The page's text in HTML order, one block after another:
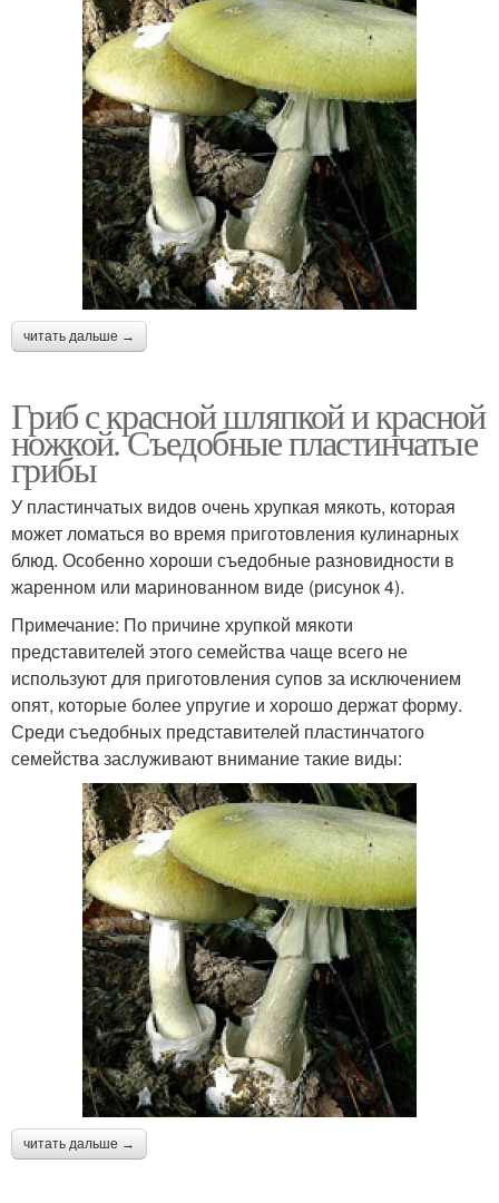
читать дальше →
Гриб с красной шляпкой и красной
ножкой. Съедобные пластинчатые
грибы
У пластинчатых видов очень хрупкая мякоть, которая
может ломаться во время приготовления кулинарных
блюд. Особенно хороши съедобные разновидности в
жаренном или маринованном виде (рисунок 4).
Примечание: По причине хрупкой мякоти
представителей этого семейства чаще всего не
используют для приготовления супов за исключением
опят, которые более упругие и хорошо держат форму.
Среди съедобных представителей пластинчатого
семейства заслуживают внимание такие виды:
читать дальше →